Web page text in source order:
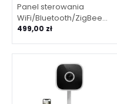
Panel sterowania
WiFi/Bluetooth/ZigBee
Matter SONOFF NSPanel Pro
499,00 zł